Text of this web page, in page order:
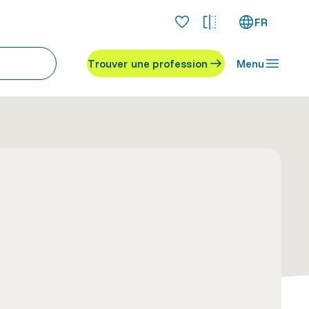
FR
Trouver une profession Menu